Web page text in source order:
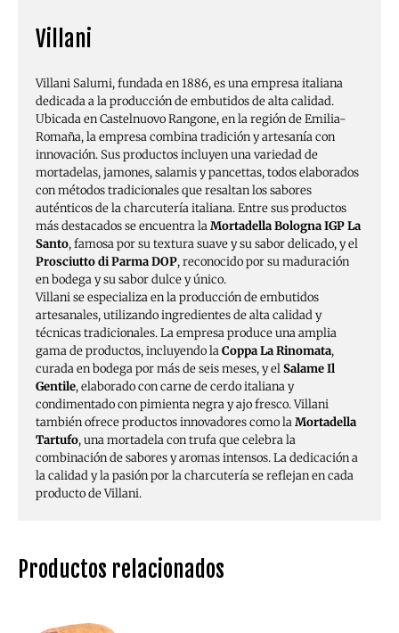
Productos relacionados
Villani
Villani Salumi, fundada en 1886, es una empresa italiana
dedicada a la producción de embutidos de alta calidad.
Ubicada en Castelnuovo Rangone, en la región de Emilia-
Romaña, la empresa combina tradición y artesanía con
innovación. Sus productos incluyen una variedad de
mortadelas, jamones, salamis y pancettas, todos elaborados
con métodos tradicionales que resaltan los sabores
auténticos de la charcutería italiana. Entre sus productos
más destacados se encuentra laMortadella Bologna IGP La
Santo, famosa por su textura suave y su sabor delicado, y el
Prosciutto di Parma DOP, reconocido por su maduración
en bodega y su sabor dulce y único​​​​.
Villani se especializa en la producción de embutidos
artesanales, utilizando ingredientes de alta calidad y
técnicas tradicionales. La empresa produce una amplia
gama de productos, incluyendo laCoppa La Rinomata,
curada en bodega por más de seis meses, y elSalame Il
Gentile, elaborado con carne de cerdo italiana y
condimentado con pimienta negra y ajo fresco. Villani
también ofrece productos innovadores como laMortadella
Tartufo, una mortadela con trufa que celebra la
combinación de sabores y aromas intensos. La dedicación a
la calidad y la pasión por la charcutería se reflejan en cada
producto de Villani​​​​.